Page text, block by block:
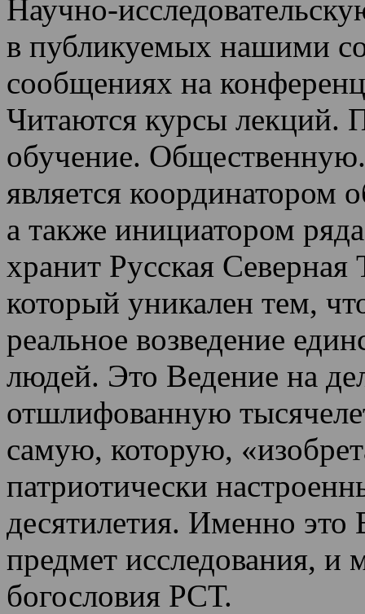
Научно-
в публикуемых нашими
сообщениях на
Читаются курсы лекций.
обучение.
является
а также инициатором
хранит Русская
который уникален тем,
реальное возведение
людей. Это Ведение на
отшлифованную
самую, которую,
патриотически
десятилетия. Именно это
предмет исследования, и
богословия РСТ.